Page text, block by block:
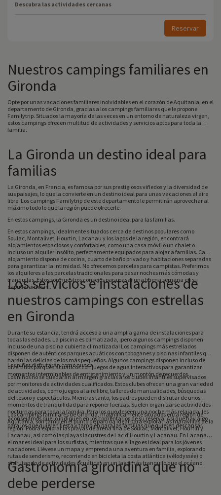
Descubra las actividades cercanas
Reservar
Nuestros campings familiares en
Gironda
Opte por unas vacaciones familiares inolvidables en el corazón de Aquitania, en el
departamento de Gironda, gracias a los campings familiares que le propone
Familytrip. Situados la mayoría de las veces en un entorno de naturaleza virgen,
estos campings ofrecen multitud de actividades y servicios aptos para toda la
familia.
La Gironda un destino ideal para
familias
La Gironda, en Francia, es famosa por sus prestigiosos viñedos y la diversidad de
sus paisajes, lo que la convierte en un destino ideal para unas vacaciones al aire
libre. Los campings Familytrip de este departamento le permitirán aprovechar al
máximo todo lo que la región puede ofrecerle.
En estos campings, la Gironda es un destino ideal para las familias.
En estos campings, idealmente situados cerca de destinos populares como
Soulac, Montalivet, Hourtin, Lacanau y los lagos de la región, encontrará
alojamientos espaciosos y confortables, como una casa móvil o un chalet o
incluso un alquiler insólito, perfectamente equipados para alojar a familias. Cada
alojamiento dispone de cocina, cuarto de baño privado y habitaciones separadas
para garantizar la intimidad. No ofrecemos parcelas para campistas. Preferimos
los alquileres a las parcelas tradicionales para pasar noches más cómodas y
tranquilas. Estos son nuestros consejos para pasar una buena semana en su
capullo familiar...
Los servicios e instalaciones de
nuestros campings con estrellas
en Gironda
Durante su estancia, tendrá acceso a una amplia gama de instalaciones para
todas las edades. La piscina es climatizada, ¡pero algunos campings disponen
incluso de una piscina cubierta climatizada! Los campings más estrellados
disponen de auténticos parques acuáticos con toboganes y piscinas infantiles que
harán las delicias de los más pequeños. Algunos campings disponen incluso de
divertidos parques acuáticos con juegos de agua interactivos para garantizar
momentos interminables de entretenimiento y un montón de recuerdos.
Los niños disfrutarán como nunca.
Los niños no se quedarán al margen gracias a los clubes infantiles supervisados
por monitores de actividades cualificados. Estos clubes ofrecen una gran variedad
de actividades, como juegos al aire libre, talleres de manualidades, búsquedas
del tesoro y espectáculos. Mientras tanto, los padres pueden disfrutar de unos
momentos de tranquilidad para reponer fuerzas. Suelen organizarse actividades
nocturnas para toda la familia. Para los que deseen una noche más relajada, les
aconsejamos que lo indiquen en los comentarios de su reserva. Así que hay algo
para los que quieren fiesta y también para las familias que quieren descansar.
Los campings familiares de Gironda, magníficamente situados en la región de
Aquitania, son también el punto de partida ideal para explorar las maravillas de la
región. Podrá explorar las playas de arena fina de Soulac, Montalivet, Hourtin y
Lacanau, así como las playas lacustres de Lac d'Hourtin y Lacanau. En Lacanau,
el mar es ideal para los surfistas, mientras que el lago es ideal para los jóvenes
nadadores. Llévese un mapa y emprenda una aventura en familia, explorando
rutas de senderismo, recorriendo en bicicleta la costa atlántica (vélodyssée) o
disfrutando de actividades acuáticas en un lago más tranquilo que el océano.
Gastronomía girondina que no
debe perderse